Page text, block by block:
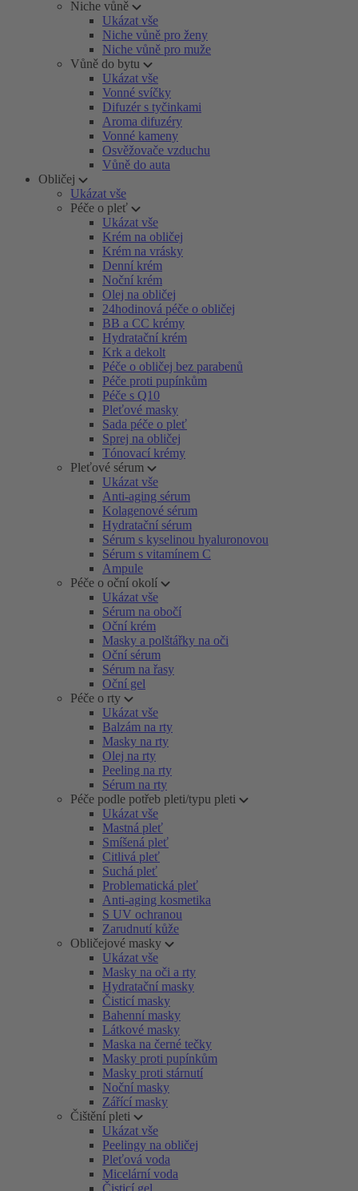
Niche vůně
Ukázat vše
Niche vůně pro ženy
Niche vůně pro muže
Vůně do bytu
Ukázat vše
Vonné svíčky
Difuzér s tyčinkami
Aroma difuzéry
Vonné kameny
Osvěžovače vzduchu
Vůně do auta
Obličej
Ukázat vše
Péče o pleť
Ukázat vše
Krém na obličej
Krém na vrásky
Denní krém
Noční krém
Olej na obličej
24hodinová péče o obličej
BB a CC krémy
Hydratační krém
Krk a dekolt
Péče o obličej bez parabenů
Péče proti pupínkům
Péče s Q10
Pleťové masky
Sada péče o pleť
Sprej na obličej
Tónovací krémy
Pleťové sérum
Ukázat vše
Anti-aging sérum
Kolagenové sérum
Hydratační sérum
Sérum s kyselinou hyaluronovou
Sérum s vitamínem C
Ampule
Péče o oční okolí
Ukázat vše
Sérum na obočí
Oční krém
Masky a polštářky na oči
Oční sérum
Sérum na řasy
Oční gel
Péče o rty
Ukázat vše
Balzám na rty
Masky na rty
Olej na rty
Peeling na rty
Sérum na rty
Péče podle potřeb pleti/typu pleti
Ukázat vše
Mastná pleť
Smíšená pleť
Citlivá pleť
Suchá pleť
Problematická pleť
Anti-aging kosmetika
S UV ochranou
Zarudnutí kůže
Obličejové masky
Ukázat vše
Masky na oči a rty
Hydratační masky
Čisticí masky
Bahenní masky
Látkové masky
Maska na černé tečky
Masky proti pupínkům
Masky proti stárnutí
Noční masky
Zářící masky
Čištění pleti
Ukázat vše
Peelingy na obličej
Pleťová voda
Micelární voda
Čisticí gel